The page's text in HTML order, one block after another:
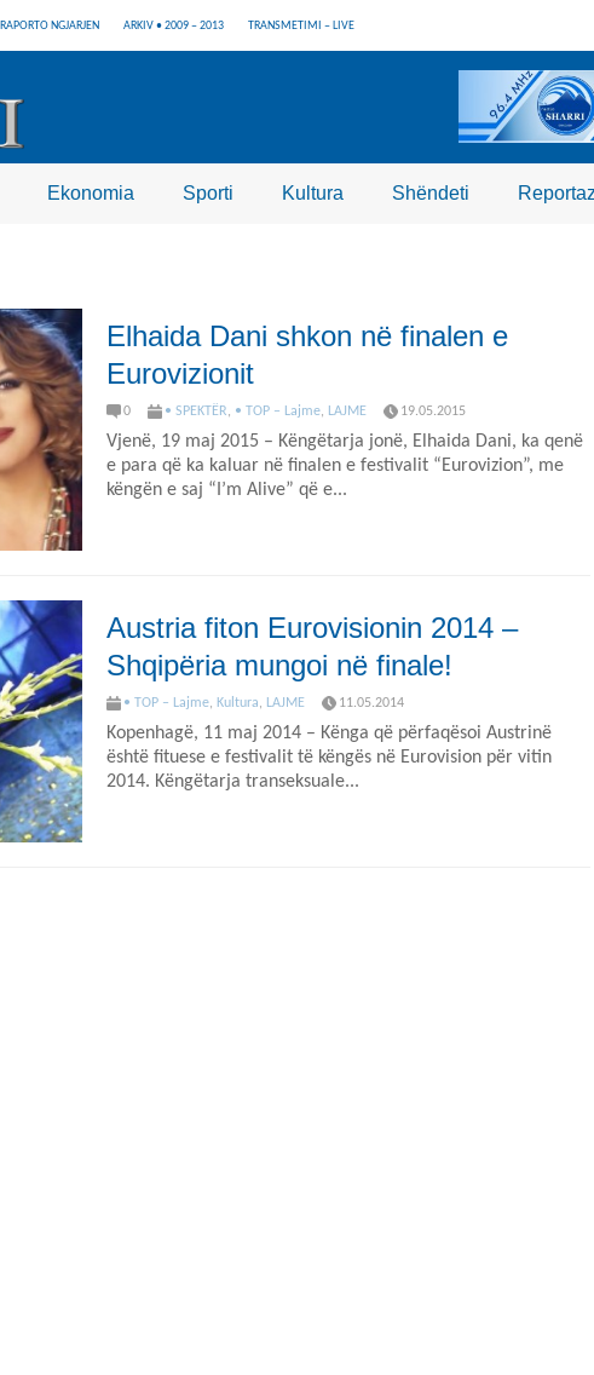
RAPORTO NGJARJEN ARKIV • 2009 – 2013 TRANSMETIMI – LIVE
Ekonomia Sporti Kultura Shëndeti
Elhaida Dani shkon në finalen e
Eurovizionit
0 • SPEKTËR, • TOP – Lajme, LAJME 19.05.2015
Vjenë, 19 maj 2015 – Këngëtarja jonë, Elhaida Dani, ka qenë
e para që ka kaluar në finalen e festivalit “Eurovizion”, me
këngën e saj “I’m Alive” që e...
Austria fiton Eurovisionin 2014 –
Shqipëria mungoi në finale!
• TOP – Lajme, Kultura, LAJME 11.05.2014
Kopenhagë, 11 maj 2014 – Kënga që përfaqësoi Austrinë
është fituese e festivalit të këngës në Eurovision për vitin
2014. Këngëtarja transeksuale...